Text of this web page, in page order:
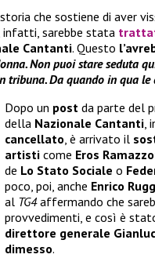
che sostiene di aver
infatti, sarebbe stata
Cantanti. Questo
Non puoi stare seduta
tribuna. Da quando in qua le
Dopo un post da parte del
della Nazionale Cantanti,
cancellato, è arrivato il
artisti come Eros
de Lo Stato Sociale o
poco, poi, anche Enrico
al TG4affermando che
provvedimenti, e così è
direttore generale
dimesso.